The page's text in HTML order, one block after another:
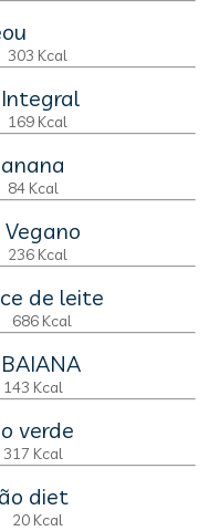
303 Kcal
169 Kcal
84 Kcal
236 Kcal
de leite
686 Kcal
143 Kcal
verde
317 Kcal
diet
20 Kcal